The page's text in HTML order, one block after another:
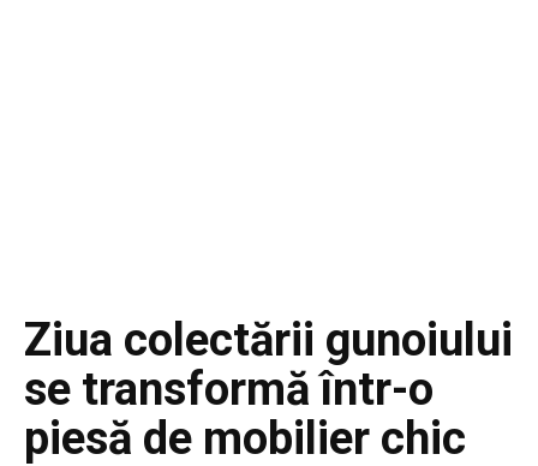
Ziua colectării gunoiului
se transformă într-o
piesă de mobilier chic